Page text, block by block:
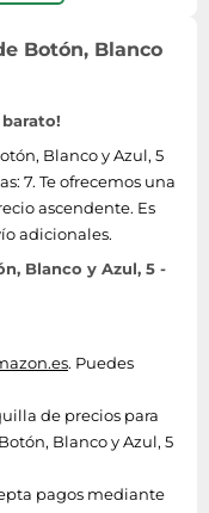
Botón, Blanco
Blanco y Azul, 5
7. Te ofrecemos una
ascendente. Es
adicionales.
Blanco y Azul, 5 -
. Puedes
de precios para
Blanco y Azul, 5
pagos mediante